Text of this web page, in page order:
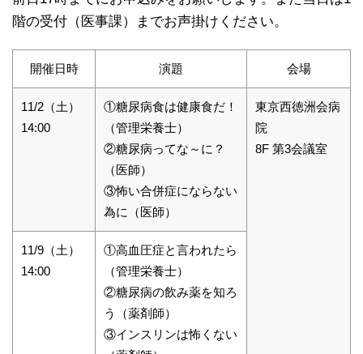
階の受付（医事課）までお声掛けください。
開催日時 演題 会場
11/2（土）
14:00
①糖尿病食は健康食だ！
（管理栄養士）
②糖尿病ってな～に？
（医師）
③怖い合併症にならない
為に（医師）
東京西徳洲会病
院
8F 第3会議室
11/9（土）
14:00
①高血圧症と言われたら
（管理栄養士）
②糖尿病の飲み薬を知ろ
う（薬剤師）
③インスリンは怖くない